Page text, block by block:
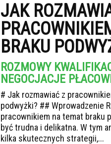
JAK
BRAKU
ROZMOWY
NEGOCJACJE
# Jak rozmawiać z
podwyżki? ## Wprowadzenie
pracownikiem na temat braku
być trudna i delikatna. W tym
kilka skutecznych strategii,...